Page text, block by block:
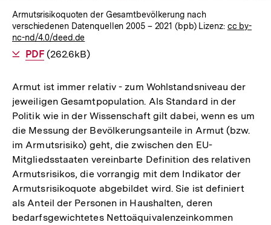
Armutsrisikoquoten der Gesamtbevölkerung nach
verschiedenen Datenquellen 2005 – 2021 (bpb) Lizenz: cc by-
nc-nd/4.0/deed.de
Als
PDFherunterladen
(262.6kB)
Armut ist immer relativ - zum Wohlstandsniveau der
jeweiligen Gesamtpopulation. Als Standard in der
Politik wie in der Wissenschaft gilt dabei, wenn es um
die Messung der Bevölkerungsanteile in Armut (bzw.
im Armutsrisiko) geht, die zwischen den EU-
Mitgliedsstaaten vereinbarte Definition des relativen
Armutsrisikos, die vorrangig mit dem Indikator der
Armutsrisikoquote abgebildet wird. Sie ist definiert
als Anteil der Personen in Haushalten, deren
bedarfsgewichtetes Nettoäquivalenzeinkommen